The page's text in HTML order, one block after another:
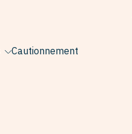
Cautionnement